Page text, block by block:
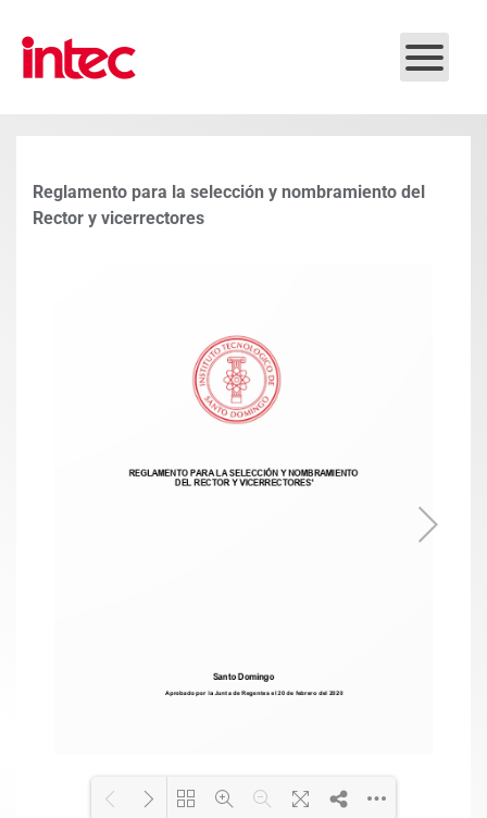
Skip to main content
Reglamento para la selección y nombramiento del
Rector y vicerrectores